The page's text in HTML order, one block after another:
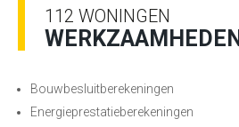
112 WONINGEN
WERKZAAMHEDEN
Bouwbesluitberekeningen
Energieprestatieberekeningen